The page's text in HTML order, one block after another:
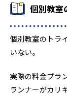
個別教室
個別教室のトラ
いない。
実際の料金プラ
ランナーがカリ